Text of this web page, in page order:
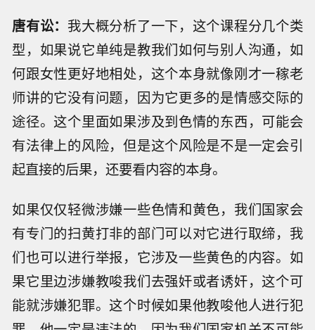
唐有讼： 我大概分析了一下，这个课程分几个类
型，如果说它单纯是教我们如何与别人沟通，如
何跟女性更好地相处，这个本身就像刚才一稼老
师讲的它没有问题，因为它更多的是情感交际的
途径。这个里面如果涉及到色情的东西，可能会
有法律上的风险，但是这个风险是不是一定会引
起直接的后果，还要看内容的本身。
如果仅仅轻微涉嫌一些色情和黄色，我们国家会
有专门的扫黄打非的部门可以对它进行取缔，我
们也可以进行举报，它涉及一些黄色的内容。如
果它里边涉嫌教唆我们去强奸或者诱奸，这个可
能就涉嫌犯罪。这个时候如果他教唆他人进行犯